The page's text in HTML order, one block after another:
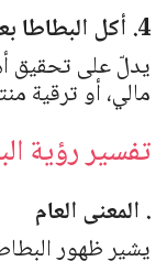
4. أكل البطاطا بعد القلي
يدلّ على تحقيق
مالي، أو ترقية
تفسير رؤية
. المعنى العام
يشير ظهور